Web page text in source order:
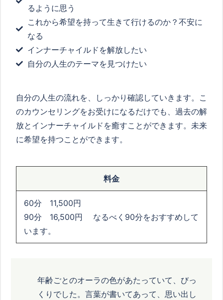
るように思う
これから希望を持って生きて行けるのか？不安に
なる
インナーチャイルドを解放したい
自分の人生のテーマを見つけたい
自分の人生の流れを、しっかり確認していきます。こ
のカウンセリングをお受けになるだけでも、過去の解
放とインナーチャイルドを癒すことができます。未来
に希望を持つことができます。
料金
60分 11,500円
90分 16,500円 なるべく90分をおすすめして
います。
年齢ごとのオーラの色があたっていて、びっ
くりでした。言葉が書いてあって、思い出し